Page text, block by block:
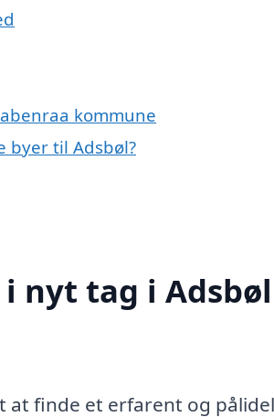
kommune
byer til Adsbøl?
nyt tag i Adsbøl
at finde et erfarent og